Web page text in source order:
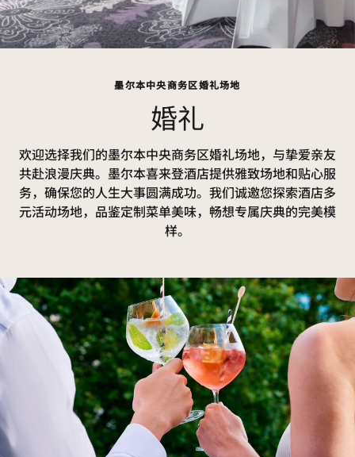
墨尔本中央商务区婚礼场地
婚礼
欢迎选择我们的墨尔本中央商务区婚礼场地，与挚爱亲友
共赴浪漫庆典。墨尔本喜来登酒店提供雅致场地和贴心服
务，确保您的人生大事圆满成功。我们诚邀您探索酒店多
元活动场地，品鉴定制菜单美味，畅想专属庆典的完美模
样。